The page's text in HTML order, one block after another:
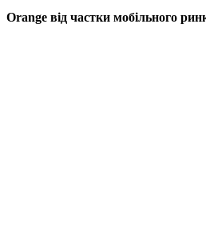
Orange від частки мобільного